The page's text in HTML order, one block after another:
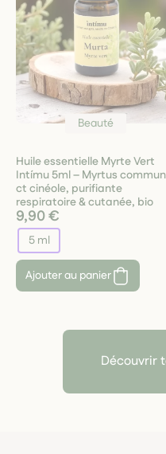
Beauté
Huile essentielle Myrte Vert
Intímu 5ml – Myrtus
ct cinéole, purifiante
respiratoire & cutanée, bio
9,90 €
5 ml
Ajouter au panier
Découvrir